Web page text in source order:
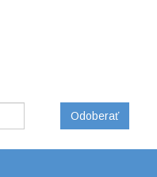
Odoberať